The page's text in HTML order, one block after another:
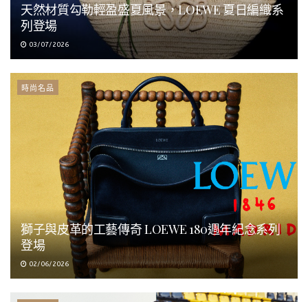
天然材質勾勒輕盈盛夏風景，LOEWE 夏日編織系
列登場
03/07/2026
時尚名品
獅子與皮革的工藝傳奇 LOEWE 180週年紀念系列
登場
02/06/2026